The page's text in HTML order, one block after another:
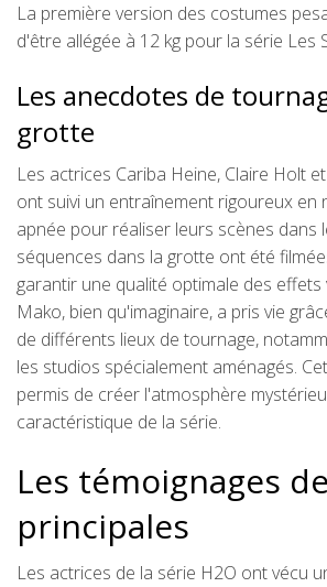
La première version des costumes
d'être allégée à 12 kg pour la série Les
Les anecdotes de
grotte
Les actrices Cariba Heine, Claire Holt
ont suivi un entraînement rigoureux en
apnée pour réaliser leurs scènes dans
séquences dans la grotte ont été
garantir une qualité optimale des effets
Mako, bien qu'imaginaire, a pris vie
de différents lieux de tournage,
les studios spécialement aménagés.
permis de créer l'atmosphère
caractéristique de la série.
Les témoignages
principales
Les actrices de la série H2O ont vécu